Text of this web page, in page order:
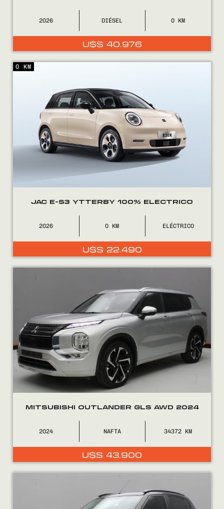
Encontranos en
2026 DIÉSEL 0
U$S 40.976
JAC E-S3 YTTERBY 100% ELECTRICO
2026 0 ELÉCTRICO
U$S 22.490
0 KM
MITSUBISHI OUTLANDER GLS AWD 2024
2024 NAFTA 34372
U$S 43.900